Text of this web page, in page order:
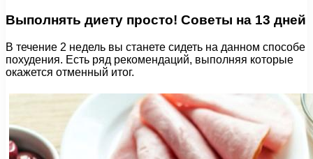
Выполнять диету просто! Советы на 13 дней
В течение 2 недель вы станете сидеть на данном способе
похудения. Есть ряд рекомендаций, выполняя которые
окажется отменный итог.